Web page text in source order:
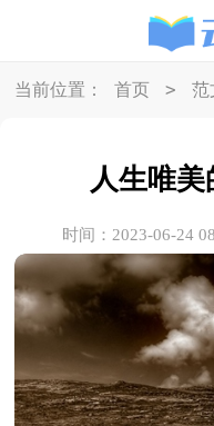
当前位置： 首页 > 范
人生唯
时间：2023-06-24